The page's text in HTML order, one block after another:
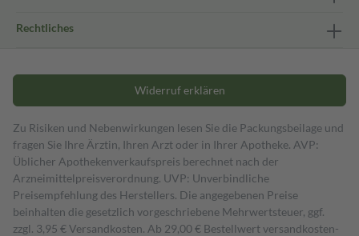
Rechtliches
Widerruf erklären
Zu Risiken und Nebenwirkungen lesen Sie die Packungsbeilage und
fragen Sie Ihre Ärztin, Ihren Arzt oder in Ihrer Apotheke. AVP:
Üblicher Apothekenverkaufspreis berechnet nach der
Arzneimittelpreisverordnung. UVP: Unverbindliche
Preisempfehlung des Herstellers. Die angegebenen Preise
beinhalten die gesetzlich vorgeschriebene Mehrwertsteuer, ggf.
zzgl. 3,95 € Versandkosten. Ab 29,00 € Bestell­wert versand­kosten­